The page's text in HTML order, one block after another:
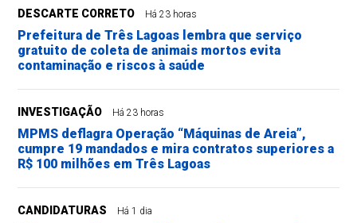
DESCARTE CORRETO Há 23 horas
Prefeitura de Três Lagoas lembra que serviço
gratuito de coleta de animais mortos evita
contaminação e riscos à saúde
INVESTIGAÇÃO Há 23 horas
MPMS deflagra Operação “Máquinas de Areia”,
cumpre 19 mandados e mira contratos superiores a
R$ 100 milhões em Três Lagoas
CANDIDATURAS Há 1 dia